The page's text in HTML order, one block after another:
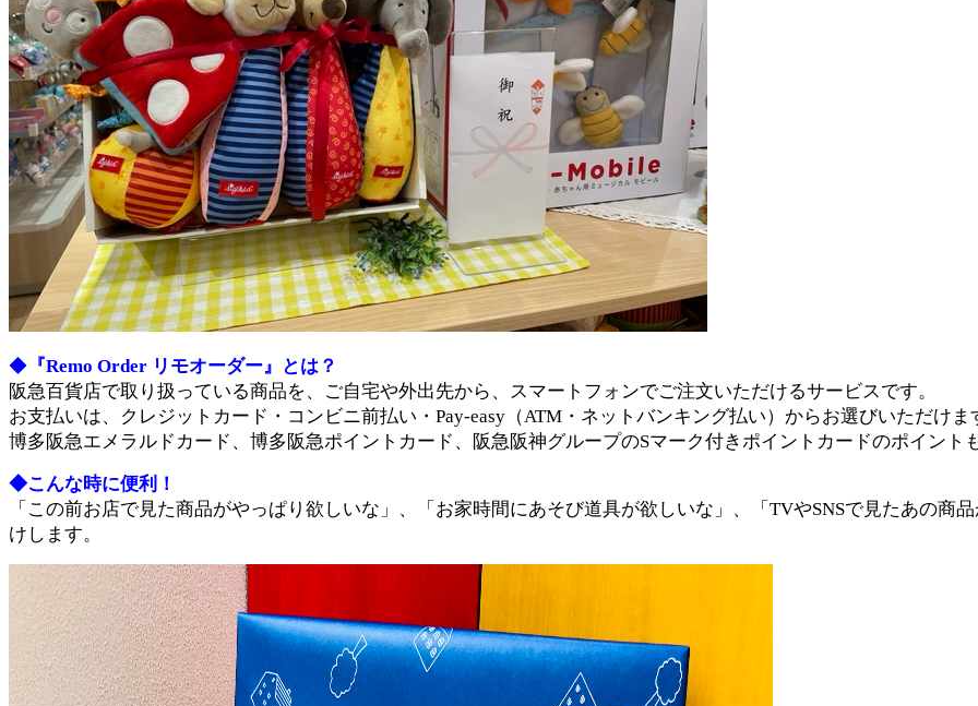
◆ 『Remo Order リモオーダー』とは？
阪急百貨店で取り扱っている商品を、ご自宅や外出先から、スマートフォンでご注文いただけるサービスです。
お支払いは、クレジットカード・コンビニ前払い・Pay-easy（ATM・ネットバンキング払い）からお選びいただけま
博多阪急エメラルドカード、博多阪急ポイントカード、阪急阪神グループのSマーク付きポイントカードのポイント
◆こんな時に便利！
「この前お店で見た商品がやっぱり欲しいな」、「お家時間にあそび道具が欲しいな」、「TVやSNSで見たあの商
けします。